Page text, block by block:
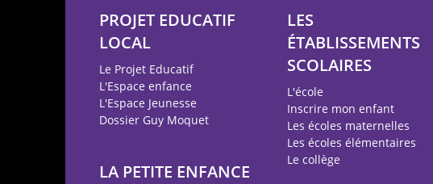
PROJET EDUCATIF
LOCAL
Le Projet Educatif
L'Espace enfance
L'Espace Jeunesse
Dossier Guy Moquet
LA PETITE ENFANCE
LES
ÉTABLISSEMENTS
SCOLAIRES
L'école
Inscrire mon enfant
Les écoles maternelles
Les écoles élémentaires
Le collège